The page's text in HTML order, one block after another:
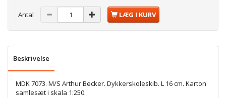
Antal LÆG I KURV
Beskrivelse
MDK 7073. M/S Arthur Becker. Dykkerskoleskib. L 16 cm. Karton
samlesæt i skala 1:250.